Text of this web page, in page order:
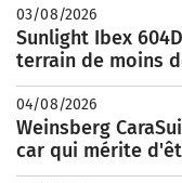
03/08/2026
Sunlight Ibex
terrain de moins
04/08/2026
Weinsberg
car qui mérite